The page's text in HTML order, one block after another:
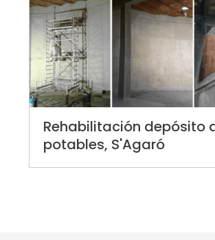
Rehabilitación depósito
potables, S'Agaró